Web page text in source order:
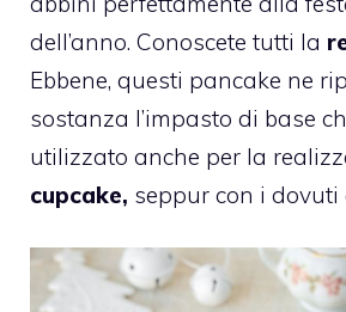
dell’anno. Conoscete tutti la
Ebbene, questi pancake ne
sostanza l’impasto di base
utilizzato anche per la
cupcake, seppur con i dovuti